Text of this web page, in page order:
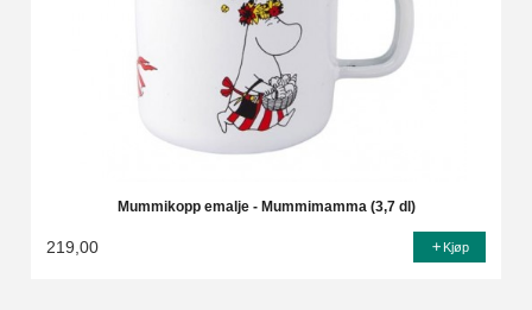
Mummikopp emalje - Mummimamma (3,7 dl)
219,00 Kjøp